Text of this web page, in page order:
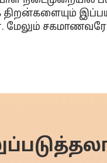
திறன்களையும்
மேலும்